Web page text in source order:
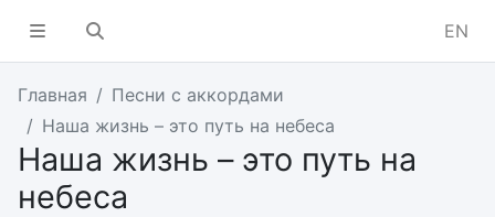
EN
Главная
Песни с аккордами
Наша жизнь – это путь на небеса
Наша жизнь – это путь на
небеса